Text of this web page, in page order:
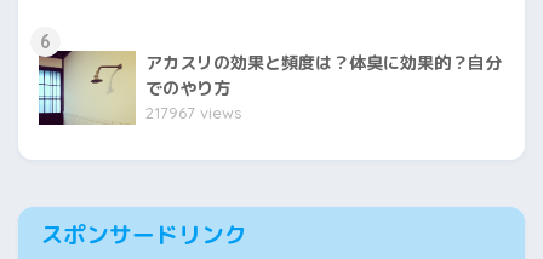
6
アカスリの効果と頻度は？体臭に効果的？自分
でのやり方
217967 views
スポンサードリンク